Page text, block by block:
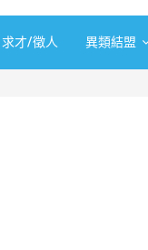
求才/徵人 異類結盟